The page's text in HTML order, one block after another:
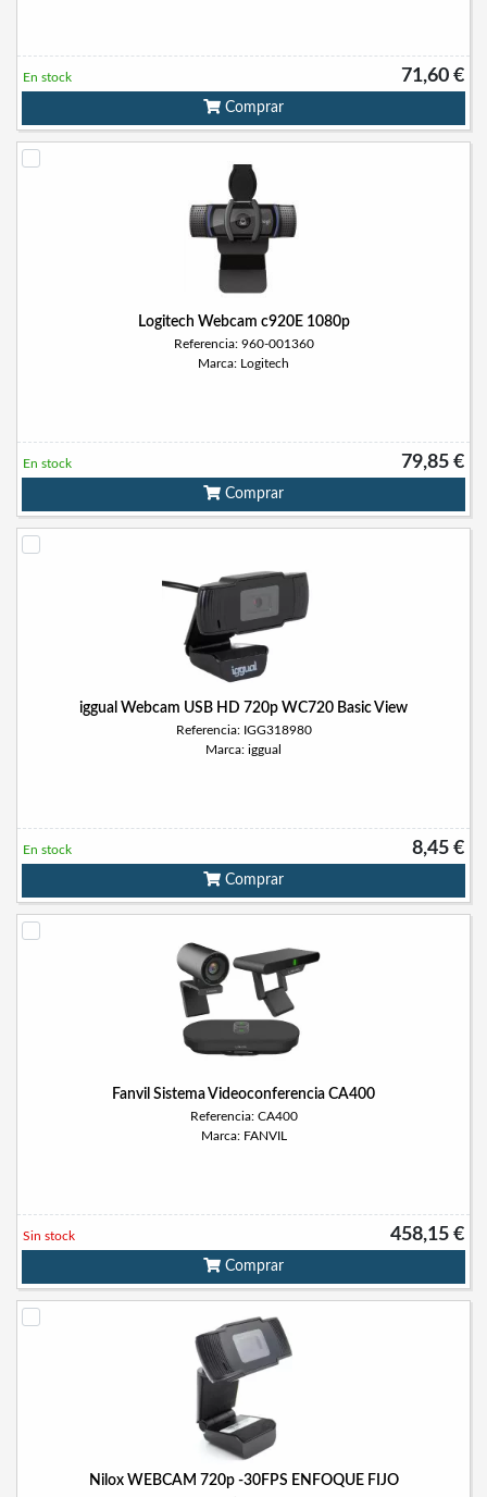
71,60 €
En stock
Comprar
Logitech Webcam c920E 1080p
Referencia: 960-001360
Marca: Logitech
79,85 €
En stock
Comprar
iggual Webcam USB HD 720p WC720 Basic View
Referencia: IGG318980
Marca: iggual
8,45 €
En stock
Comprar
Fanvil Sistema Videoconferencia CA400
Referencia: CA400
Marca: FANVIL
458,15 €
Sin stock
Comprar
Nilox WEBCAM 720p -30FPS ENFOQUE FIJO